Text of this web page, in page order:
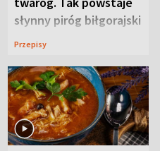
słynny piróg biłgorajski
Przepisy